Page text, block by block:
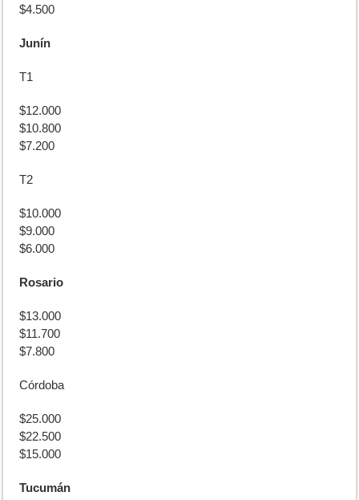
$4.500
Junín
T1
$12.000
$10.800
$7.200
T2
$10.000
$9.000
$6.000
Rosario
$13.000
$11.700
$7.800
Córdoba
$25.000
$22.500
$15.000
Tucumán